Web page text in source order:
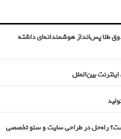
طلا پس‌انداز هوشمندانه‌ای داشته
بین‌الملل
راه‌حل در طراحی سایت و سئو تخصصی